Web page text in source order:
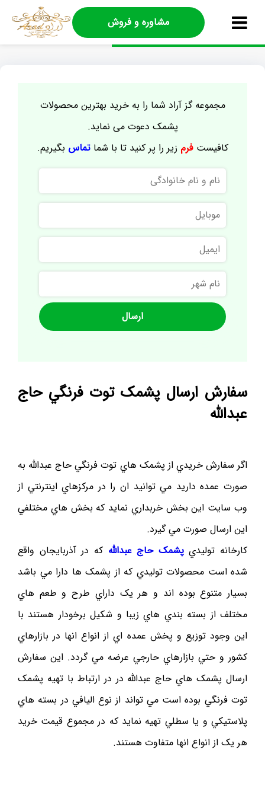
مشاوره و فروش
مجموعه گز آراد شما را به خرید بهترین محصولات
پشمک دعوت می نماید.
کافیستفرم زیر را پر کنید تا با شماتماس بگیریم.
نام
و
نام
خانوادگی
موبایل
ایمیل
نام
شهر
سفارش ارسال پشمک توت فرنگي حاج
عبدالله
اگر سفارش خريدي از پشمک هاي توت فرنگي حاج عبدالله به
صورت عمده داريد مي توانيد ان را در مرکزهاي اينترنتي از
وب سايت اين بخش خربداري نمايد که بخش هاي مختلفي
اين ارسال صورت مي گيرد.
کارخانه توليديپشمک حاج عبدالله که در آذربايجان واقع
شده است محصولات توليدي که از پشمک ها دارا مي باشد
بسيار متنوع بوده اند و هر يک داراي طرح و طعم هاي
مختلف از بسته بندي هاي زيبا و شکيل برخودار هستند با
اين وجود توزيع و پخش عمده اي از انواع انها در بازارهاي
کشور و حتي بازارهاي حارجي عرضه مي گردد. اين سفارش
ارسال پشمک هاي حاج عبدالله در در ارتباط با تهيه پشمک
توت فرنگي بوده است مي تواند از نوع اليافي در بسته هاي
پلاستيکي و يا سطلي تهيه نمايد که در مجموع قيمت خريد
هر يک از انواع انها متفاوت هستند.